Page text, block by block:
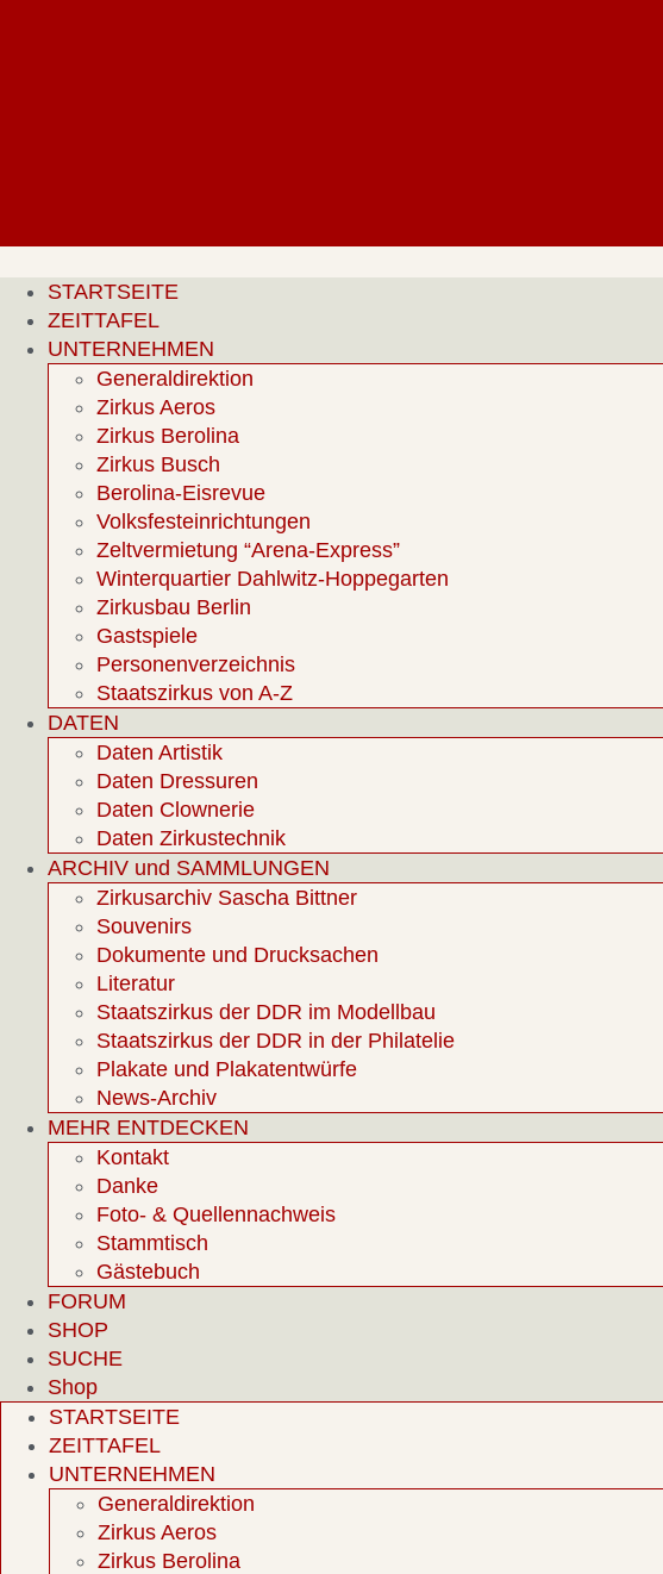
STARTSEITE
ZEITTAFEL
UNTERNEHMEN
Generaldirektion
Zirkus Aeros
Zirkus Berolina
Zirkus Busch
Berolina-Eisrevue
Volksfesteinrichtungen
Zeltvermietung “Arena-Express”
Winterquartier Dahlwitz-Hoppegarten
Zirkusbau Berlin
Gastspiele
Personenverzeichnis
Staatszirkus von A-Z
DATEN
Daten Artistik
Daten Dressuren
Daten Clownerie
Daten Zirkustechnik
ARCHIV und SAMMLUNGEN
Zirkusarchiv Sascha Bittner
Souvenirs
Dokumente und Drucksachen
Literatur
Staatszirkus der DDR im Modellbau
Staatszirkus der DDR in der Philatelie
Plakate und Plakatentwürfe
News-Archiv
MEHR ENTDECKEN
Kontakt
Danke
Foto- & Quellennachweis
Stammtisch
Gästebuch
FORUM
SHOP
SUCHE
Shop
STARTSEITE
ZEITTAFEL
UNTERNEHMEN
Generaldirektion
Zirkus Aeros
Zirkus Berolina